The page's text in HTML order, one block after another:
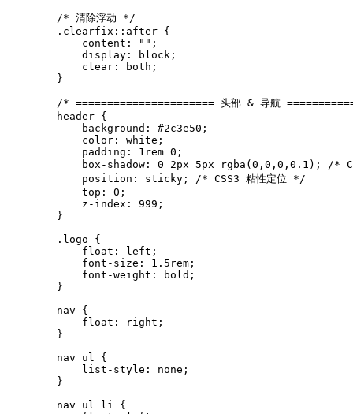
        /* 清除浮动 */
        .clearfix::after {
            content: "";
            display: block;
            clear: both;
        }
/* ====================== 头部 & 导航
        header {
            background: #2c3e50;
            color: white;
            padding: 1rem 0;
box-shadow: 0 2px 5px rgba(0,0,0,0.1); /*
            position: sticky; /* CSS3 粘性定位 */
            top: 0;
            z-index: 999;
        }
        .logo {
            float: left;
            font-size: 1.5rem;
            font-weight: bold;
        }
        nav {
            float: right;
        }
        nav ul {
            list-style: none;
        }
        nav ul li {